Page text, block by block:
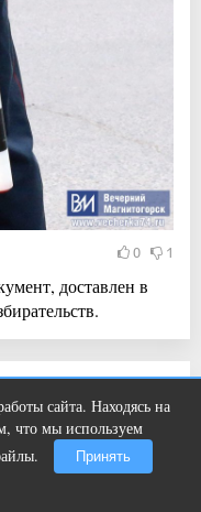
0 1
доставлен в
Фестиваль
сайта. Находясь на
что мы используем
Принять
это видео
раз